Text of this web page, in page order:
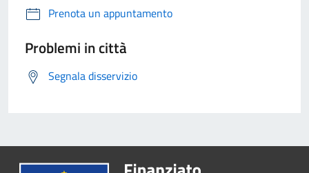
Prenota un appuntamento
Problemi in città
Segnala disservizio